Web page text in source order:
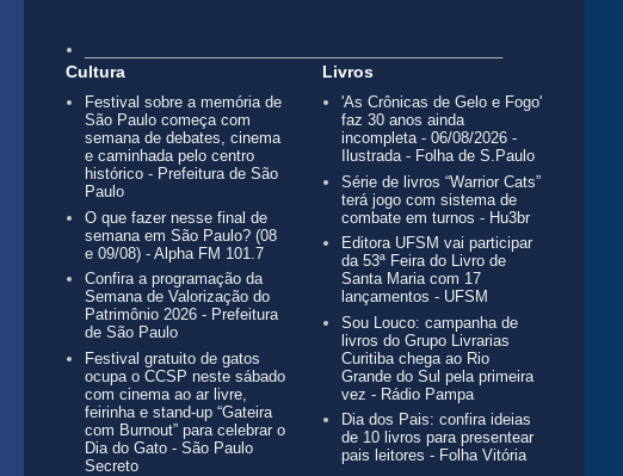
Cultura
Festival sobre a memória de
São Paulo começa com
semana de debates, cinema
e caminhada pelo centro
histórico - Prefeitura de São
Paulo
O que fazer nesse final de
semana em São Paulo? (08
e 09/08) - Alpha FM 101.7
Confira a programação da
Semana de Valorização do
Patrimônio 2026 - Prefeitura
de São Paulo
Festival gratuito de gatos
ocupa o CCSP neste sábado
com cinema ao ar livre,
feirinha e stand-up “Gateira
com Burnout” para celebrar o
Dia do Gato - São Paulo
Secreto
Livros
'As Crônicas de Gelo e Fogo'
faz 30 anos ainda
incompleta - 06/08/2026 -
Ilustrada - Folha de S.Paulo
Série de livros “Warrior Cats”
terá jogo com sistema de
combate em turnos - Hu3br
Editora UFSM vai participar
da 53ª Feira do Livro de
Santa Maria com 17
lançamentos - UFSM
Sou Louco: campanha de
livros do Grupo Livrarias
Curitiba chega ao Rio
Grande do Sul pela primeira
vez - Rádio Pampa
Dia dos Pais: confira ideias
de 10 livros para presentear
pais leitores - Folha Vitória